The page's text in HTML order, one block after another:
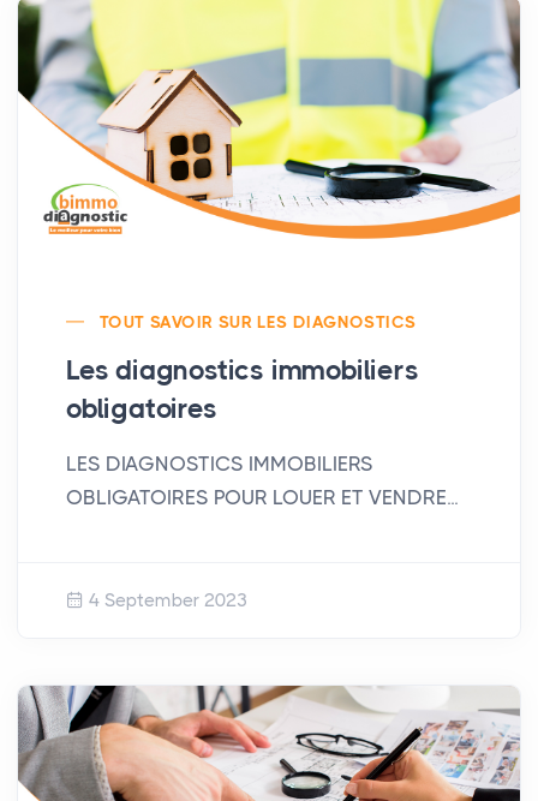
TOUT SAVOIR SUR LES DIAGNOSTICS
Les diagnostics immobiliers
obligatoires
LES DIAGNOSTICS IMMOBILIERS
OBLIGATOIRES POUR LOUER ET VENDRE...
4 September 2023